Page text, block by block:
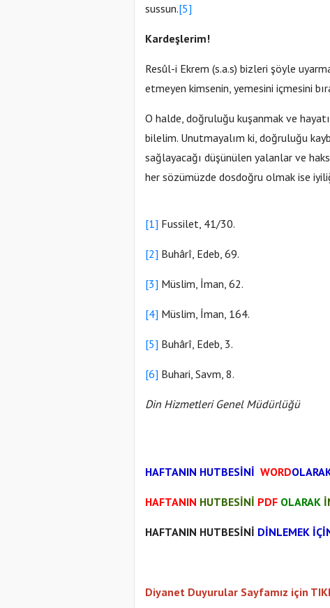
sussun.[5]
Kardeşlerim!
Resûl-i Ekrem (s.a.s) bizleri şöyle
etmeyen kimsenin, yemesini içmesini
O halde, doğruluğu kuşanmak ve
bilelim. Unutmayalım ki, doğruluğu
sağlayacağı düşünülen yalanlar ve
her sözümüzde dosdoğru olmak ise
[1] Fussilet, 41/30.
[2] Buhârî, Edeb, 69.
[3] Müslim, İman, 62.
[4] Müslim, İman, 164.
[5] Buhârî, Edeb, 3.
[6] Buhari, Savm, 8.
Din Hizmetleri Genel Müdürlüğü
HAFTANIN HUTBESİNİ WORD
HAFTANIN HUTBESİNİ PDF OLARAK
HAFTANIN HUTBESİNİ DİNLEMEK
Diyanet Duyurular Sayfamız için